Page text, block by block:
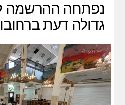
נפתחה ההרשמה
גדולה דעת